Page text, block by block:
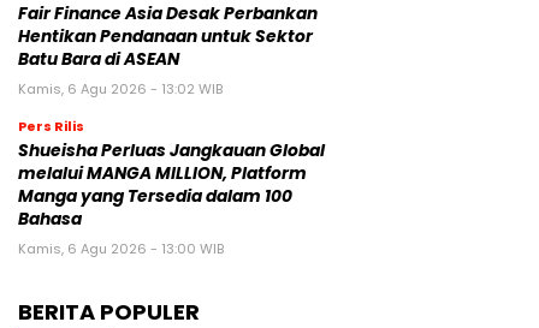
Fair Finance Asia Desak Perbankan
Hentikan Pendanaan untuk Sektor
Batu Bara di ASEAN
Kamis, 6 Agu 2026 - 13:02 WIB
Pers Rilis
Shueisha Perluas Jangkauan Global
melalui MANGA MILLION, Platform
Manga yang Tersedia dalam 100
Bahasa
Kamis, 6 Agu 2026 - 13:00 WIB
BERITA POPULER